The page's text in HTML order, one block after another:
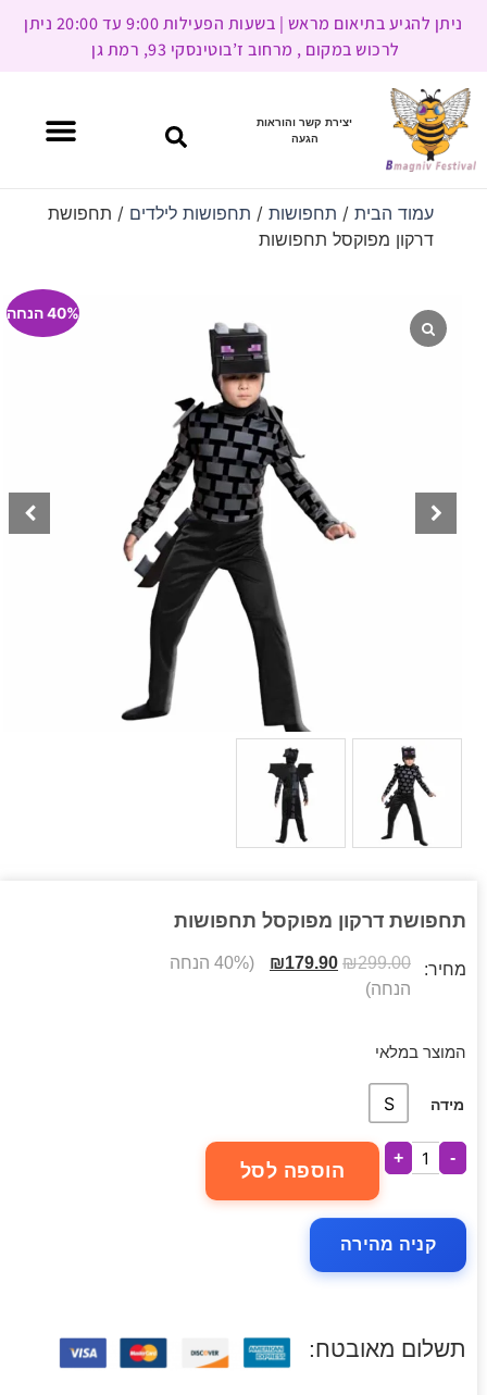
ניתן להגיע בתיאום מראש | בשעות הפעילות 9:00 עד 20:00 ניתן
לרכוש במקום , מרחוב ז’בוטינסקי 93, רמת גן
יצירת קשר והוראות
הגעה
עמוד הבית/ תחפושות/ תחפושות לילדים / תחפושת
דרקון מפוקסל תחפושות
40% הנחה
תחפושת דרקון מפוקסל תחפושות
מחיר: ₪299.00
₪179.90
(40% הנחה
הנחה)
המוצר במלאי
מידה S
-
+
הוספה לסל
קניה מהירה
תשלום מאובטח: